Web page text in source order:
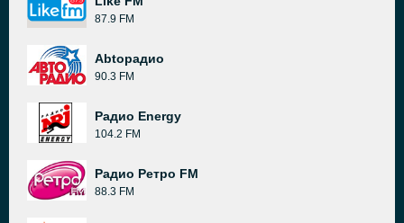
87.9 FM
Abtoрадио
90.3 FM
Радио Energy
104.2 FM
Радио Ретро FM
88.3 FM